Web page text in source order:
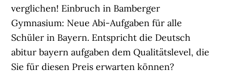
verglichen! Einbruch in Bamberger
Gymnasium: Neue Abi-Aufgaben für alle
Schüler in Bayern. Entspricht die Deutsch
abitur bayern aufgaben dem Qualitätslevel, die
Sie für diesen Preis erwarten können?